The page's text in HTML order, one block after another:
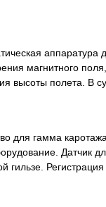
аппаратура
магнитного
высоты полета. В
для гамма
Датчик
гильзе.